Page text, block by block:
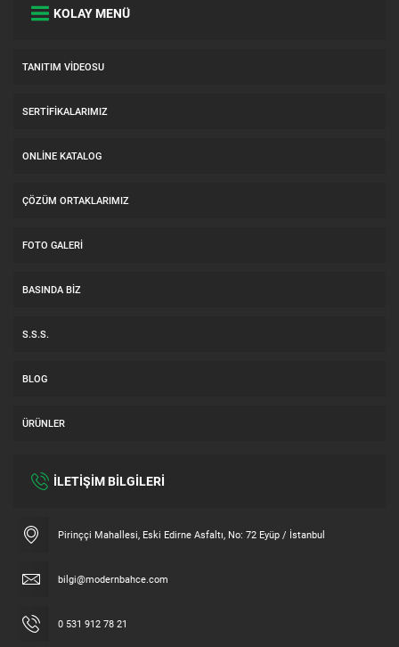
KOLAY MENÜ
TANITIM VIDEOSU
SERTIFIKALARIMIZ
ONLINE KATALOG
ÇÖZÜM ORTAKLARIMIZ
FOTO GALERI
BASINDA BIZ
S.S.S.
BLOG
ÜRÜNLER
İLETİŞİM BİLGİLERİ
Pirinççi Mahallesi, Eski Edirne Asfaltı, No: 72 Eyüp / İstanbul
bilgi@modernbahce.com
0 531 912 78 21